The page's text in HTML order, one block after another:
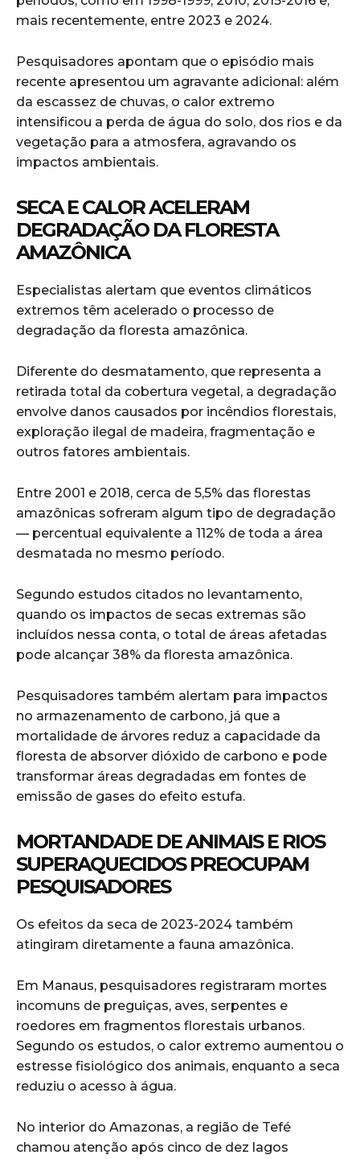
mais recentemente, entre 2023 e 2024.
Pesquisadores apontam que o episódio mais
recente apresentou um agravante adicional: além
da escassez de chuvas, o calor extremo
intensificou a perda de água do solo, dos rios e da
vegetação para a atmosfera, agravando os
impactos ambientais.
SECA E CALOR ACELERAM
DEGRADAÇÃO DA FLORESTA
AMAZÔNICA
Especialistas alertam que eventos climáticos
extremos têm acelerado o processo de
degradação da floresta amazônica.
Diferente do desmatamento, que representa a
retirada total da cobertura vegetal, a degradação
envolve danos causados por incêndios florestais,
exploração ilegal de madeira, fragmentação e
outros fatores ambientais.
Entre 2001 e 2018, cerca de 5,5% das florestas
amazônicas sofreram algum tipo de degradação
— percentual equivalente a 112% de toda a área
desmatada no mesmo período.
Segundo estudos citados no levantamento,
quando os impactos de secas extremas são
incluídos nessa conta, o total de áreas afetadas
pode alcançar 38% da floresta amazônica.
Pesquisadores também alertam para impactos
no armazenamento de carbono, já que a
mortalidade de árvores reduz a capacidade da
floresta de absorver dióxido de carbono e pode
transformar áreas degradadas em fontes de
emissão de gases do efeito estufa.
MORTANDADE DE ANIMAIS E RIOS
SUPERAQUECIDOS PREOCUPAM
PESQUISADORES
Os efeitos da seca de 2023-2024 também
atingiram diretamente a fauna amazônica.
Em Manaus, pesquisadores registraram mortes
incomuns de preguiças, aves, serpentes e
roedores em fragmentos florestais urbanos.
Segundo os estudos, o calor extremo aumentou o
estresse fisiológico dos animais, enquanto a seca
reduziu o acesso à água.
No interior do Amazonas, a região de Tefé
chamou atenção após cinco de dez lagos